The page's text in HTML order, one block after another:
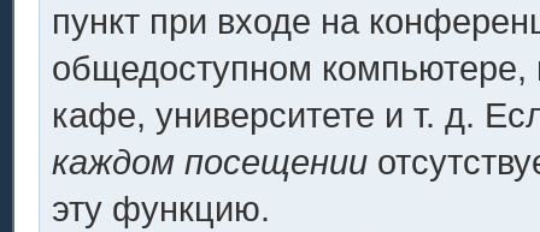
пункт при входе на
общедоступном компьютере,
кафе, университете и т. д.
каждом посещении
эту функцию.